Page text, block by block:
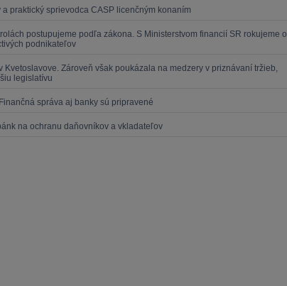
praktický sprievodca CASP licenčným konaním
postupujeme podľa zákona. S Ministerstvom financií SR rokujeme o
podnikateľov
Kvetoslavove. Zároveň však poukázala na medzery v priznávaní tržieb,
legislatívu
správa aj banky sú pripravené
na ochranu daňovníkov a vkladateľov